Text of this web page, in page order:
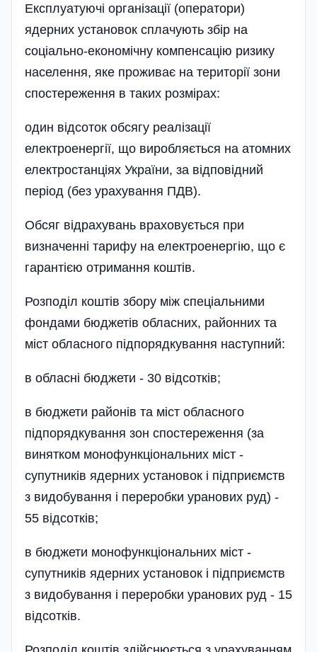
Експлуатуючі організації (оператори)
ядерних установок сплачують збір на
соціально-економічну компенсацію ризику
населення, яке проживає на території зони
спостереження в таких розмірах:
один відсоток обсягу реалізації
електроенергії, що виробляється на атомних
електростанціях України, за відповідний
період (без урахування ПДВ).
Обсяг відрахувань враховується при
визначенні тарифу на електроенергію, що є
гарантією отримання коштів.
Розподіл коштів збору між спеціальними
фондами бюджетів обласних, районних та
міст обласного підпорядкування наступний:
в обласні бюджети - 30 відсотків;
в бюджети районів та міст обласного
підпорядкування зон спостереження (за
винятком монофункціональних міст -
супутників ядерних установок і підприємств
з видобування і переробки уранових руд) -
55 відсотків;
в бюджети монофункціональних міст -
супутників ядерних установок і підприємств
з видобування і переробки уранових руд - 15
відсотків.